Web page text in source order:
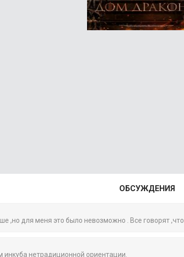
ОБСУЖДЕНИЯ
,но для меня это было невозможно . Все говорят ,что
инкуба нетрадиционной ориентации.